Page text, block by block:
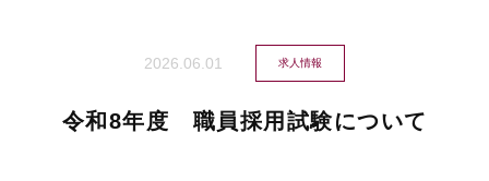
2026.06.01 求⼈情報
令和8年度 職員採用試験について